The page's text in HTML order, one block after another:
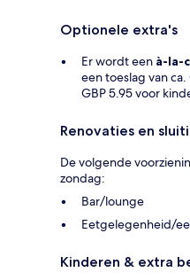
Optionele extra's
Er wordt een à-la-
een toeslag van ca.
GBP 5.95 voor
Renovaties en
De volgende
zondag:
Bar/lounge
Eetgelegenheid/
Kinderen & extra